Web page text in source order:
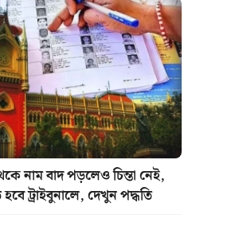
নাম বাদ পড়লেও চিন্তা নেই,
ট্রাইবুনালে, দেখুন পদ্ধতি